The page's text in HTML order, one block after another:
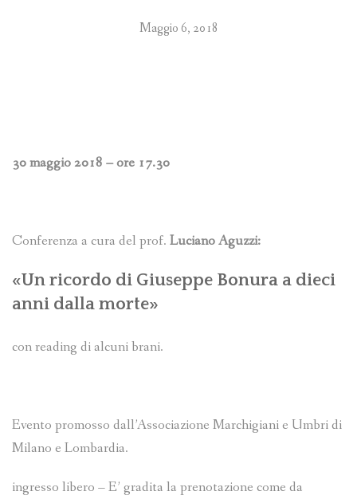
Maggio 6, 2018
30 maggio 2018 – ore 17.30
Conferenza a cura del prof. Luciano Aguzzi:
«Un ricordo di Giuseppe Bonura a dieci
anni dalla morte»
con reading di alcuni brani.
Evento promosso dall’Associazione Marchigiani e Umbri di
Milano e Lombardia.
ingresso libero – E’ gradita la prenotazione come da